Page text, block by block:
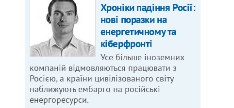
Хроніки падіння Росії:
нові поразки на
енергетичному та
кіберфронті
Усе більше іноземних
компаній відмовляються працювати з
Росією, а країни цивілізованого світу
наближують ембарго на російські
енергоресурси.